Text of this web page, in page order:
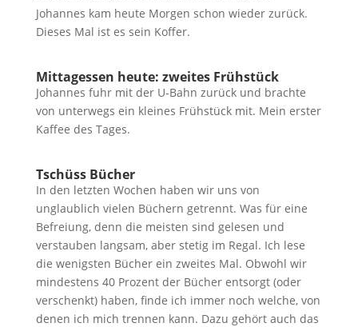
Johannes kam heute Morgen schon wieder zurück.
Dieses Mal ist es sein Koffer.
Mittagessen heute: zweites Frühstück
Johannes fuhr mit der U-Bahn zurück und brachte
von unterwegs ein kleines Frühstück mit. Mein erster
Kaffee des Tages.
Tschüss Bücher
In den letzten Wochen haben wir uns von
unglaublich vielen Büchern getrennt. Was für eine
Befreiung, denn die meisten sind gelesen und
verstauben langsam, aber stetig im Regal. Ich lese
die wenigsten Bücher ein zweites Mal. Obwohl wir
mindestens 40 Prozent der Bücher entsorgt (oder
verschenkt) haben, finde ich immer noch welche, von
denen ich mich trennen kann. Dazu gehört auch das